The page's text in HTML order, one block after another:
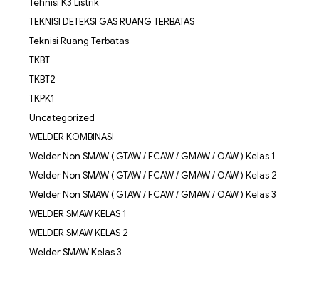
TEKNISI DETEKSI GAS RUANG TERBATAS
Teknisi Ruang Terbatas
TKBT
TKBT2
TKPK1
Uncategorized
WELDER KOMBINASI
Welder Non SMAW ( GTAW / FCAW / GMAW / OAW ) Kelas 1
Welder Non SMAW ( GTAW / FCAW / GMAW / OAW ) Kelas 2
Welder Non SMAW ( GTAW / FCAW / GMAW / OAW ) Kelas 3
WELDER SMAW KELAS 1
WELDER SMAW KELAS 2
Welder SMAW Kelas 3